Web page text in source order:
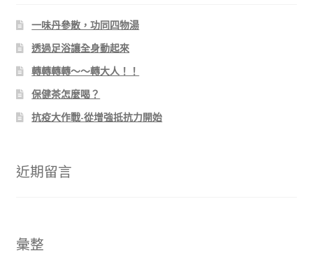
一味丹參散，功同四物湯
透過足浴讓全身動起來
轉轉轉轉～～轉大人！！
保健茶怎麼喝？
抗疫大作戰-從增強抵抗力開始
近期留言
彙整